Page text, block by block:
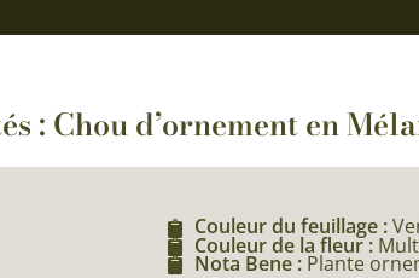
: Chou d’ornement en
Couleur du feuillage :
Couleur de la fleur :
Nota Bene : Plante